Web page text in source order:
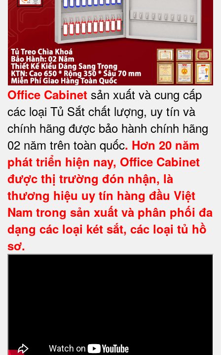
Office Cabinet sản xuất và cung cấp
các loại Tủ Sắt chất lượng, uy tín và
chính hãng được bảo hành chính hãng
02 năm trên toàn quốc. Hơn 20 năm
phát triển hiện nay, Office Cabinet
được thị trường đón nhận, là
thương hiệu uy tín hàng đầu Việt
Nam trong sản xuất và phân phối đa
dạng các loại két sắt, các loại tủ hồ
sơ.